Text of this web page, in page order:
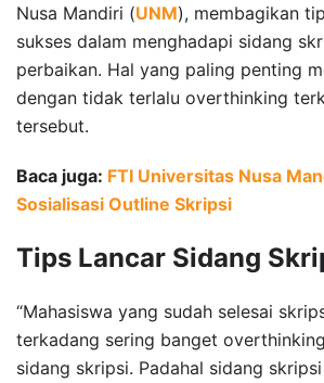
Nusa Mandiri (UNM), membagikan
sukses dalam menghadapi sidang
perbaikan. Hal yang paling penting
dengan tidak terlalu overthinking
tersebut.
Baca juga: FTI Universitas Nusa
Sosialisasi Outline Skripsi
Tips Lancar Sidang
“Mahasiswa yang sudah selesai
terkadang sering banget
sidang skripsi. Padahal sidang